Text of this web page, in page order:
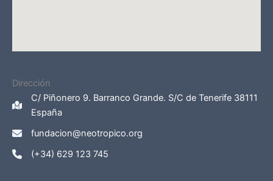
Dirección
C/ Piñonero 9. Barranco Grande. S/C de Tenerife 38111
España
fundacion@neotropico.org
(+34) 629 123 745